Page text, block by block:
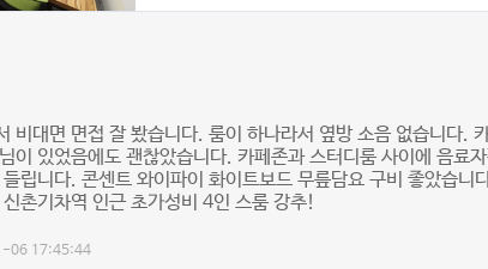
비대면 면접 잘 봤습니다. 룸이 하나라서 옆방 소음 없습니다.
이 있었음에도 괜찮았습니다. 카페존과 스터디룸 사이에 음료
립니다. 콘센트 와이파이 화이트보드 무릎담요 구비 좋았습니
촌기차역 인근 초가성비 4인 스룸 강추!
06 17:45:44